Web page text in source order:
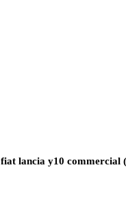
fiat lancia y10 commercial